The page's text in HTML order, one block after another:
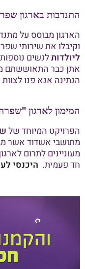
התנדבות בארגון
הארגון מבוסס על
וקיבלו את שירותי
ליולדותלנשים נוספות
אתן כבר התאוששתם
הנתינה אנא פנו לצוות שפרה
המימון לארגון
הפרויקט המיוחד של
מתושבי אשדוד אשר
מעוניינים לתרום
חד פעמית. היכנסי